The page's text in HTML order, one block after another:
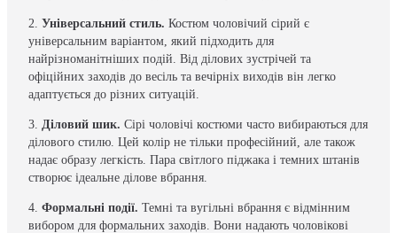
2. Універсальний стиль. Костюм чоловічий сірий є
універсальним варіантом, який підходить для
найрізноманітніших подій. Від ділових зустрічей та
офіційних заходів до весіль та вечірніх виходів він легко
адаптується до різних ситуацій.
3. Діловий шик. Сірі чоловічі костюми часто вибираються для
ділового стилю. Цей колір не тільки професійний, але також
надає образу легкість. Пара світлого піджака і темних штанів
створює ідеальне ділове вбрання.
4. Формальні події. Темні та вугільні вбрання є відмінним
вибором для формальних заходів. Вони надають чоловікові